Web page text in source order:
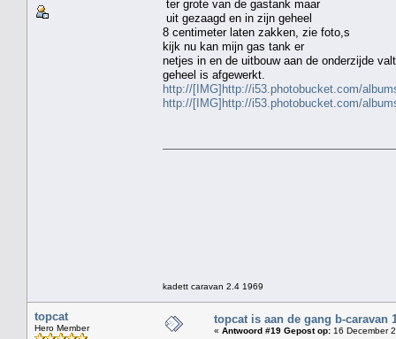
ter grote van de gastank maar
uit gezaagd en in zijn geheel
8 centimeter laten zakken, zie foto,s
kijk nu kan mijn gas tank er
netjes in en de uitbouw aan de onderzijde
geheel is afgewerkt.
http://[IMG]http://i53.photobucket.com/
http://[IMG]http://i53.photobucket.com/
kadett caravan 2.4 1969
topcat
Hero Member
topcat is aan de gang b-caravan
« Antwoord #19 Gepost op: 16 December